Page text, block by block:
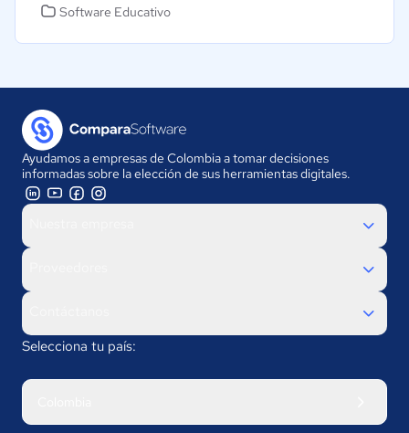
Software Educativo
Ayudamos a empresas de Colombia a tomar decisiones
informadas sobre la elección de sus herramientas digitales.
Selecciona tu país: